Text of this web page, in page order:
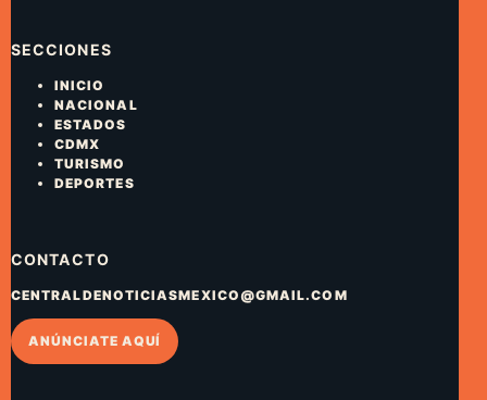
SECCIONES
INICIO
NACIONAL
ESTADOS
CDMX
TURISMO
DEPORTES
CONTACTO
CENTRALDENOTICIASMEXICO@GMAIL.COM
ANÚNCIATE AQUÍ